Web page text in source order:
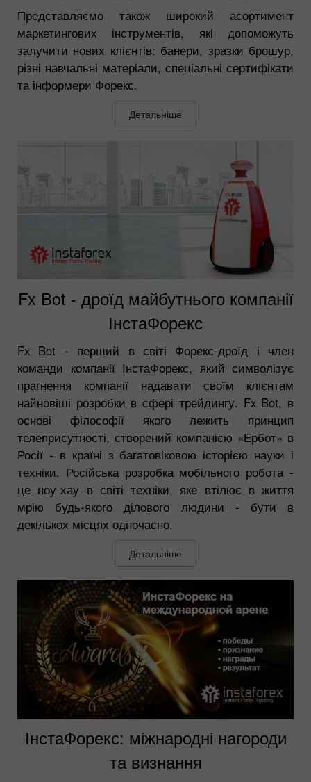
Представляємо також широкий асортимент
маркетингових інструментів, які допоможуть
залучити нових клієнтів: банери, зразки брошур,
різні навчальні матеріали, спеціальні сертифікати
та інформери Форекс.
Детальніше
Fx Bot - дроїд майбутнього компанії
ІнстаФорекс
Fx Bot - перший в світі Форекс-дроїд і член
команди компанії ІнстаФорекс, який символізує
прагнення компанії надавати своїм клієнтам
найновіші розробки в сфері трейдингу. Fx Bot, в
основі філософії якого лежить принцип
телеприсутності, створений компанією «Ербот» в
Росії - в країні з багатовіковою історією науки і
техніки. Російська розробка мобільного робота -
це ноу-хау в світі техніки, яке втілює в життя
мрію будь-якого ділового людини - бути в
декількох місцях одночасно.
Детальніше
ІнстаФорекс: міжнародні нагороди
та визнання